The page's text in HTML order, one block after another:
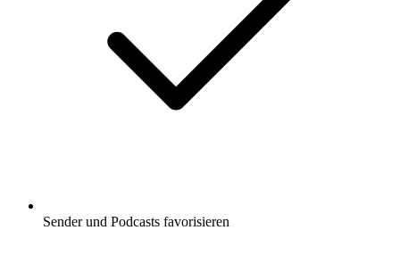
Sender und Podcasts favorisieren